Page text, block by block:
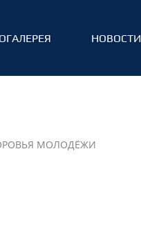
НОВОСТИ
МОЛОДЁЖИ